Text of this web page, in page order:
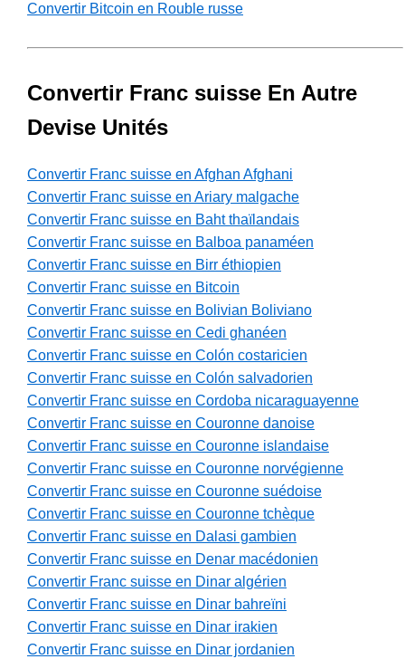
Convertir Bitcoin en Rouble russe
Convertir Franc suisse En Autre
Devise Unités
Convertir Franc suisse en Afghan Afghani
Convertir Franc suisse en Ariary malgache
Convertir Franc suisse en Baht thaïlandais
Convertir Franc suisse en Balboa panaméen
Convertir Franc suisse en Birr éthiopien
Convertir Franc suisse en Bitcoin
Convertir Franc suisse en Bolivian Boliviano
Convertir Franc suisse en Cedi ghanéen
Convertir Franc suisse en Colón costaricien
Convertir Franc suisse en Colón salvadorien
Convertir Franc suisse en Cordoba nicaraguayenne
Convertir Franc suisse en Couronne danoise
Convertir Franc suisse en Couronne islandaise
Convertir Franc suisse en Couronne norvégienne
Convertir Franc suisse en Couronne suédoise
Convertir Franc suisse en Couronne tchèque
Convertir Franc suisse en Dalasi gambien
Convertir Franc suisse en Denar macédonien
Convertir Franc suisse en Dinar algérien
Convertir Franc suisse en Dinar bahreïni
Convertir Franc suisse en Dinar irakien
Convertir Franc suisse en Dinar jordanien